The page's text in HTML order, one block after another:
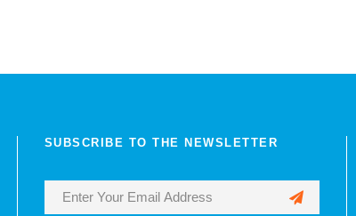
SUBSCRIBE TO THE NEWSLETTER